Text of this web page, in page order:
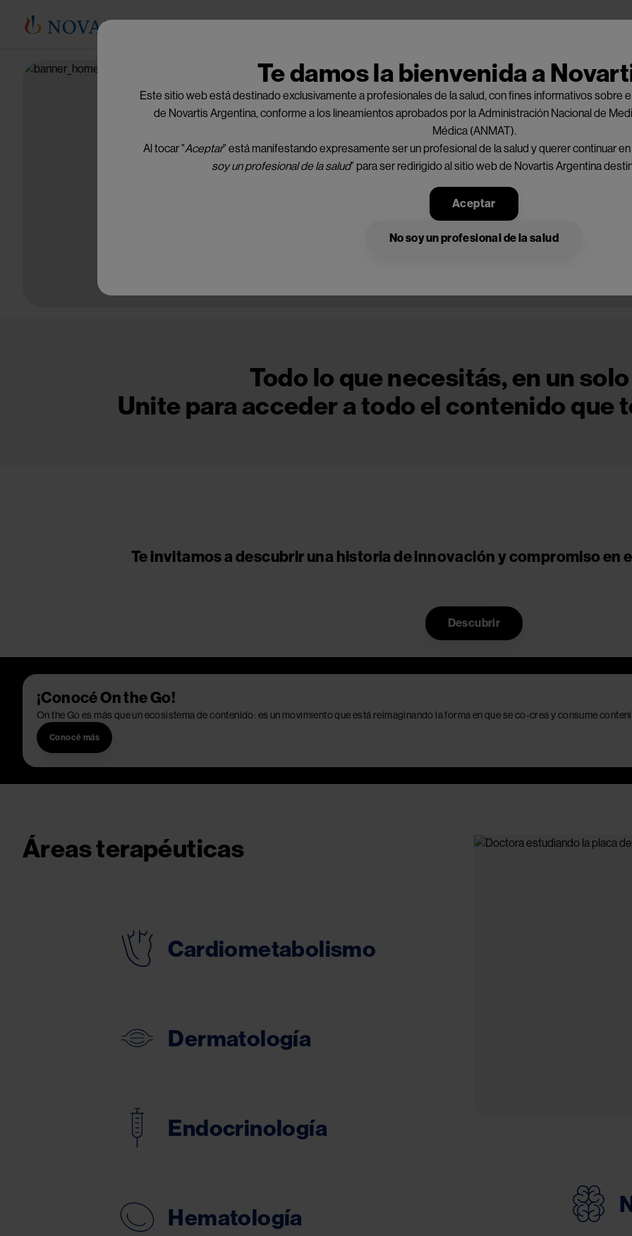
Image
NovartisPro
Todo lo que necesitás, en un
Unite para acceder a todo el contenido que
Te invitamos a descubrir una historia de innovación y compromiso en
Descubrir
¡Conocé On the Go!
On the Go es más que un ecosistema de contenido: es un movimiento que está reimaginando la forma en que se co-crea y consume
Conocé más
Áreas terapéuticas
Cardiometabolismo
Dermatología
Endocrinología
Hematología
Te damos la bienvenida a
Este sitio web está destinado exclusivamente a profesionales de la salud, con fines informativos sobre
de Novartis Argentina, conforme a los lineamientos aprobados por la Administración Nacional de
Médica (ANMAT).
Al tocar "Aceptar" está manifestando expresamente ser un profesional de la salud y querer continuar
soy un profesional de la salud" para ser redirigido al sitio web de Novartis Argentina
Aceptar
No soy un profesional de la salud